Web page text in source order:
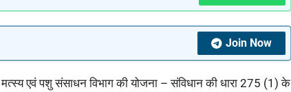
Join Now
मत्स्य एवं पशु संसाधन विभाग की योजना – संविधान की धारा 275 (1) के